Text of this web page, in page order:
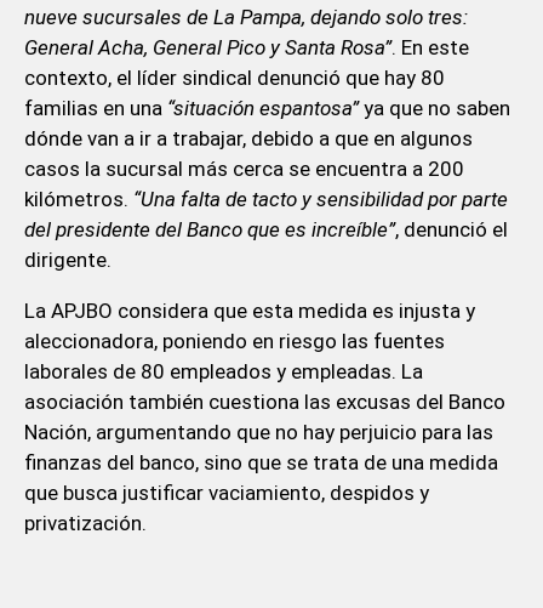
nueve sucursales de La Pampa, dejando solo tres:
General Acha, General Pico y Santa Rosa”. En este
contexto, el líder sindical denunció que hay 80
familias en una “situación espantosa”ya que no saben
dónde van a ir a trabajar, debido a que en algunos
casos la sucursal más cerca se encuentra a 200
kilómetros. “Una falta de tacto y sensibilidad por parte
del presidente del Banco que es increíble”, denunció el
dirigente.
La APJBO considera que esta medida es injusta y
aleccionadora, poniendo en riesgo las fuentes
laborales de 80 empleados y empleadas. La
asociación también cuestiona las excusas del Banco
Nación, argumentando que no hay perjuicio para las
finanzas del banco, sino que se trata de una medida
que busca justificar vaciamiento, despidos y
privatización.